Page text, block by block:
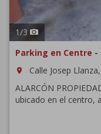
1/3
Parking en Centre -
room
Calle Josep
ALARCÓN
ubicado en el centro,